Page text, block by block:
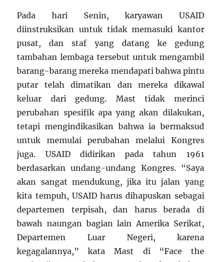
Pada hari Senin, karyawan USAID
diinstruksikan untuk tidak memasuki kantor
pusat, dan staf yang datang ke gedung
tambahan lembaga tersebut untuk mengambil
barang-barang mereka mendapati bahwa pintu
putar telah dimatikan dan mereka dikawal
keluar dari gedung. Mast tidak merinci
perubahan spesifik apa yang akan dilakukan,
tetapi mengindikasikan bahwa ia bermaksud
untuk memulai perubahan melalui Kongres
juga. USAID didirikan pada tahun 1961
berdasarkan undang-undang Kongres. “Saya
akan sangat mendukung, jika itu jalan yang
kita tempuh, USAID harus dihapuskan sebagai
departemen terpisah, dan harus berada di
bawah naungan bagian lain Amerika Serikat,
Departemen Luar Negeri, karena
kegagalannya,” kata Mast di “Face the